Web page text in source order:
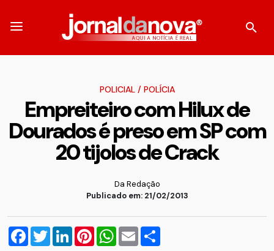
POLICIAL/ POLÍCIA
Empreiteiro com Hilux de
Dourados é preso em SP com
20 tijolos de Crack
Da Redação
Publicado em: 21/02/2013
Facebook
TwitterLinkedInPinterestWhatsApp
Email